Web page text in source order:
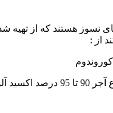
نسوز هستند که از
از :
آهن استفاده می شود.